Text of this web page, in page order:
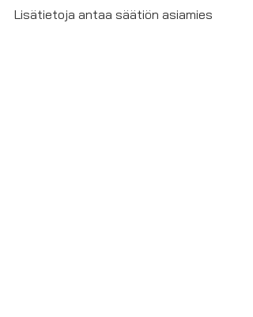
Lisätietoja antaa säätiön asiamies